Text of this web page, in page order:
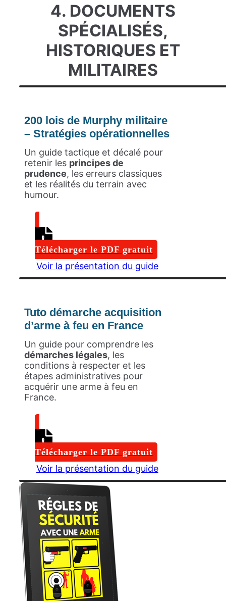
4. DOCUMENTS
SPÉCIALISÉS,
HISTORIQUES ET
MILITAIRES
200 lois de Murphy militaire
– Stratégies opérationnelles
Un guide tactique et décalé pour
retenir les principes de
prudence, les erreurs classiques
et les réalités du terrain avec
humour.
Télécharger le PDF gratuit
Voir la présentation du guide
Tuto démarche acquisition
d’arme à feu en France
Un guide pour comprendre les
démarches légales, les
conditions à respecter et les
étapes administratives pour
acquérir une arme à feu en
France.
Télécharger le PDF gratuit
Voir la présentation du guide